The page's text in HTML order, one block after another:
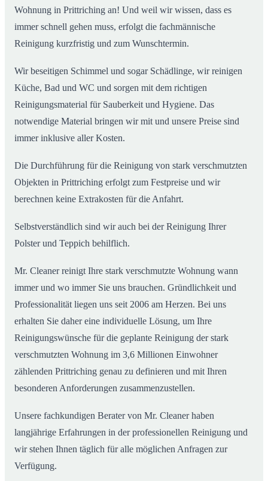
Wohnung in Prittriching an! Und weil wir wissen, dass es
immer schnell gehen muss, erfolgt die fachmännische
Reinigung kurzfristig und zum Wunschtermin.
Wir beseitigen Schimmel und sogar Schädlinge, wir reinigen
Küche, Bad und WC und sorgen mit dem richtigen
Reinigungsmaterial für Sauberkeit und Hygiene. Das
notwendige Material bringen wir mit und unsere Preise sind
immer inklusive aller Kosten.
Die Durchführung für die Reinigung von stark verschmutzten
Objekten in Prittriching erfolgt zum Festpreise und wir
berechnen keine Extrakosten für die Anfahrt.
Selbstverständlich sind wir auch bei der Reinigung Ihrer
Polster und Teppich behilflich.
Mr. Cleaner reinigt Ihre stark verschmutzte Wohnung wann
immer und wo immer Sie uns brauchen. Gründlichkeit und
Professionalität liegen uns seit 2006 am Herzen. Bei uns
erhalten Sie daher eine individuelle Lösung, um Ihre
Reinigungswünsche für die geplante Reinigung der stark
verschmutzten Wohnung im 3,6 Millionen Einwohner
zählenden Prittriching genau zu definieren und mit Ihren
besonderen Anforderungen zusammenzustellen.
Unsere fachkundigen Berater von Mr. Cleaner haben
langjährige Erfahrungen in der professionellen Reinigung und
wir stehen Ihnen täglich für alle möglichen Anfragen zur
Verfügung.